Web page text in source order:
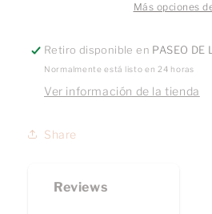
Más opciones
Retiro disponible en PASEO DE
Normalmente está listo en 24 horas
Ver información de la tienda
Share
Reviews